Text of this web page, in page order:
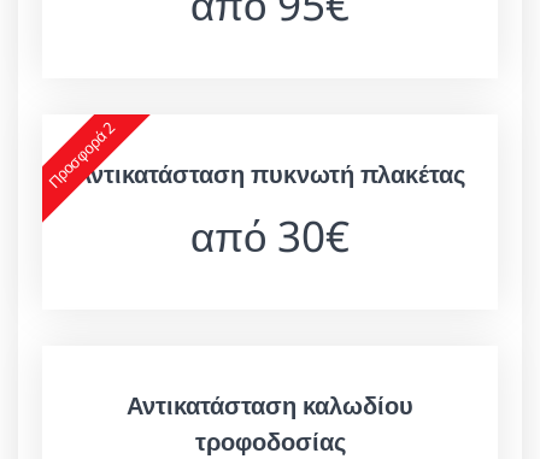
Προσφορά 2
Αντικατάσταση πυκνωτή πλακέτας
από 30€
Αντικατάσταση καλωδίου
τροφοδοσίας